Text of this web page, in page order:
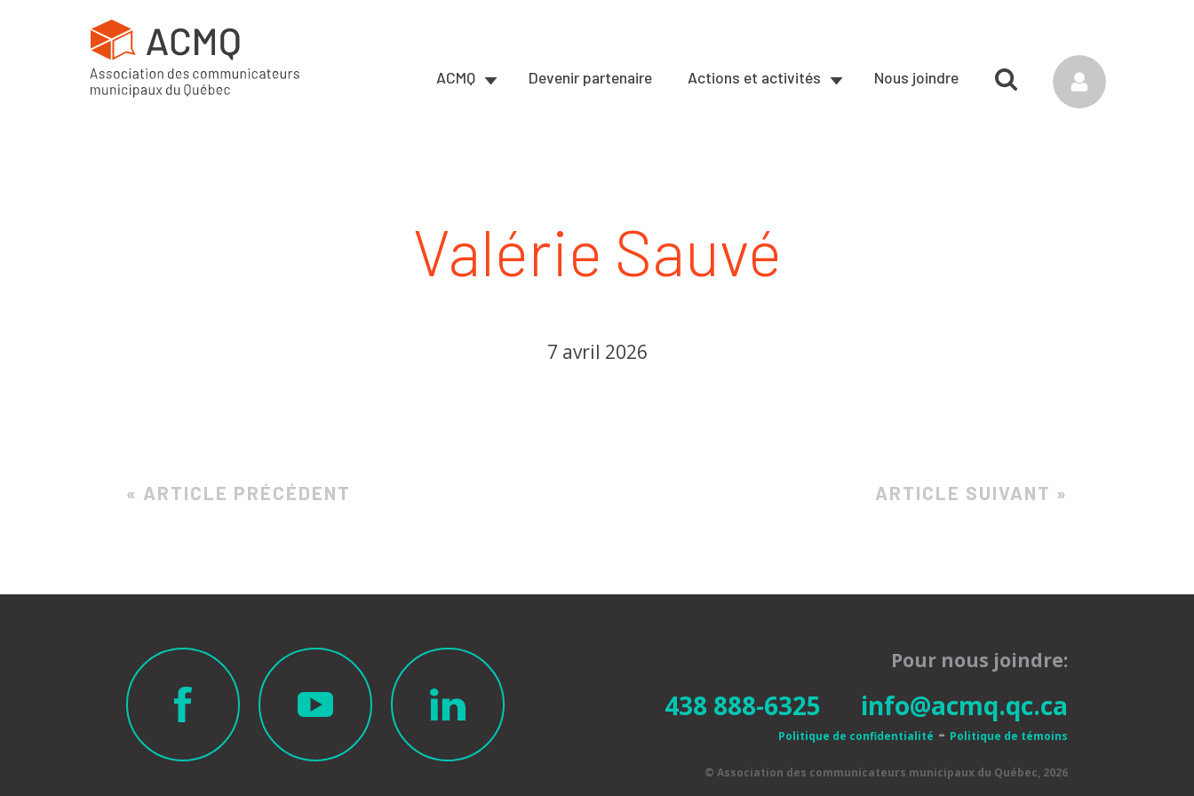
ACMQ Devenir partenaire Actions et activités Nous joindre
Valérie Sauvé
7 avril 2026
« ARTICLE PRÉCÉDENT ARTICLE SUIVANT »
Pour nous joindre:
438 888-6325 info@acmq.qc.ca
Politique de confidentialité - Politique de témoins
© Association des communicateurs municipaux du Québec, 2026